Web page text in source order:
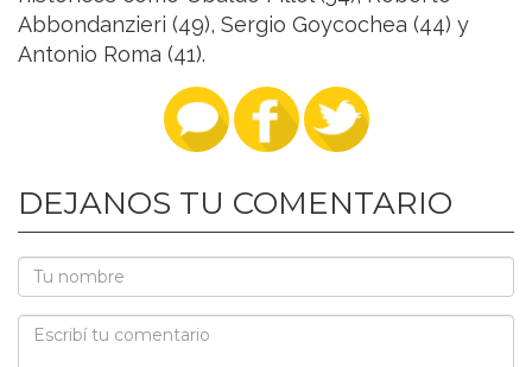
Abbondanzieri (49), Sergio Goycochea (44) y
Antonio Roma (41).
DEJANOS TU COMENTARIO